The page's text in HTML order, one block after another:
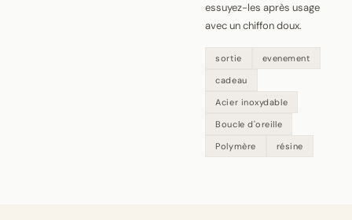
essuyez-les après usage
avec un chiffon doux.
sortie
evenement
cadeau
Acier inoxydable
Boucle d'oreille
Polymère
résine